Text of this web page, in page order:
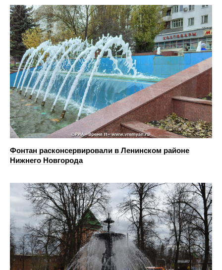
Фонтан расконсервировали в Ленинском районе
Нижнего Новгорода